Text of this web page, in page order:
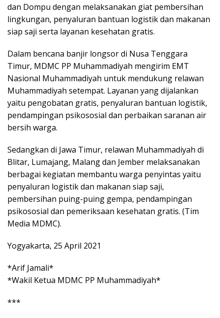
dan Dompu dengan melaksanakan giat pembersihan
lingkungan, penyaluran bantuan logistik dan makanan
siap saji serta layanan kesehatan gratis.
Dalam bencana banjir longsor di Nusa Tenggara
Timur, MDMC PP Muhammadiyah mengirim EMT
Nasional Muhammadiyah untuk mendukung relawan
Muhammadiyah setempat. Layanan yang dijalankan
yaitu pengobatan gratis, penyaluran bantuan logistik,
pendampingan psikososial dan perbaikan saranan air
bersih warga.
Sedangkan di Jawa Timur, relawan Muhammadiyah di
Blitar, Lumajang, Malang dan Jember melaksanakan
berbagai kegiatan membantu warga penyintas yaitu
penyaluran logistik dan makanan siap saji,
pembersihan puing-puing gempa, pendampingan
psikososial dan pemeriksaan kesehatan gratis. (Tim
Media MDMC).
Yogyakarta, 25 April 2021
*Arif Jamali*
*Wakil Ketua MDMC PP Muhammadiyah*
***